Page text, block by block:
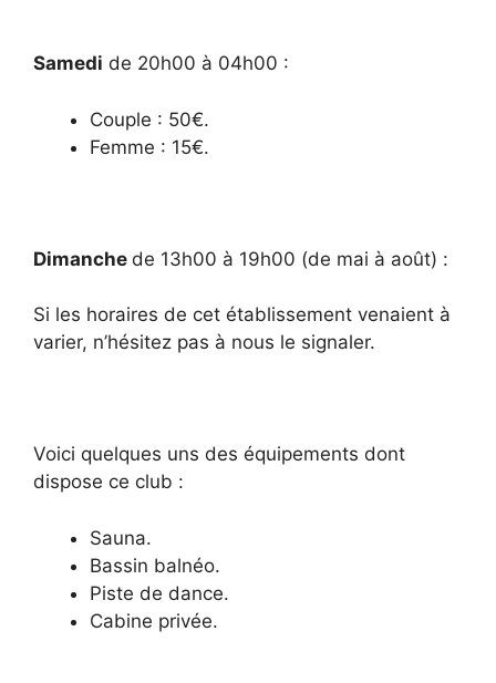
Samedi de 20h00 à 04h00 :
Couple : 50€.
Femme : 15€.
Dimanche de 13h00 à 19h00 (de mai à août) :
Si les horaires de cet établissement venaient à
varier, n’hésitez pas à nous le signaler.
Voici quelques uns des équipements dont
dispose ce club :
Sauna.
Bassin balnéo.
Piste de dance.
Cabine privée.